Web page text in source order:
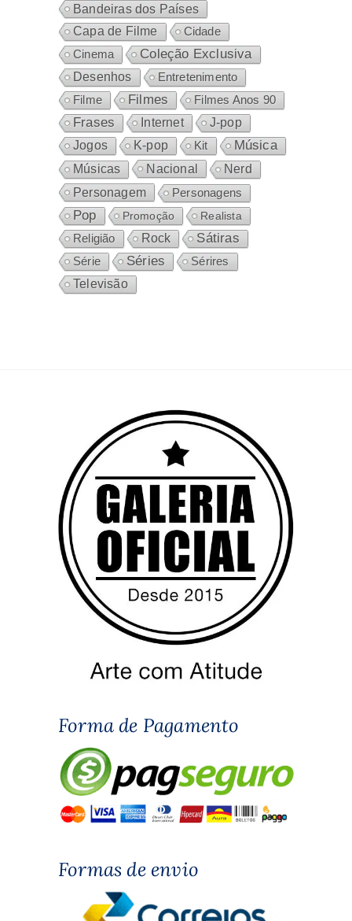
Bandeiras dos Países
Capa de Filme
Cidade
Cinema
Coleção Exclusiva
Desenhos
Entretenimento
Filme
Filmes Filmes Anos 90
Frases Internet
J-pop
Jogos
K-pop Kit Música
Músicas Nacional Nerd
Personagem Personagens
Pop Promoção
Realista
Religião
Rock Sátiras
Série Séries
Sérires
Televisão
Forma de Pagamento
Formas de envio